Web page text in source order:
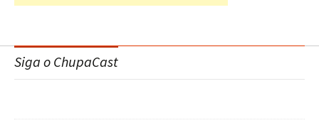
Siga o ChupaCast